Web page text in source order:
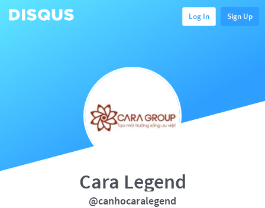
Log In Sign Up
Cara Legend
@canhocaralegend